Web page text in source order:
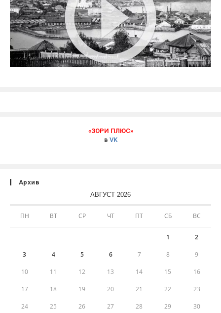
«ЗОРИ ПЛЮС»
в VK
Архив
АВГУСТ 2026
ПН ВТ СР ЧТ ПТ СБ ВС
1 2
3 4 5 6 7 8 9
10 11 12 13 14 15 16
17 18 19 20 21 22 23
24 25 26 27 28 29 30